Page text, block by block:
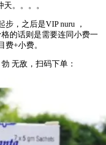
。。。。
，之后是VIP nuru ，
的话则是需要连同小费一
费+小费。
无敌，扫码下单：